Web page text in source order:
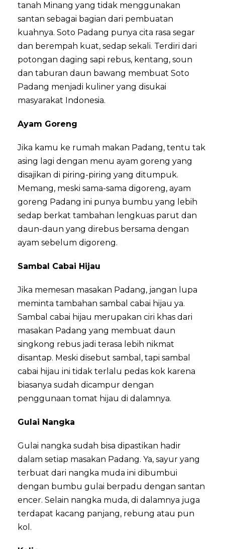
tanah Minang yang tidak menggunakan
santan sebagai bagian dari pembuatan
kuahnya. Soto Padang punya cita rasa segar
dan berempah kuat, sedap sekali. Terdiri dari
potongan daging sapi rebus, kentang, soun
dan taburan daun bawang membuat Soto
Padang menjadi kuliner yang disukai
masyarakat Indonesia.
Ayam Goreng
Jika kamu ke rumah makan Padang, tentu tak
asing lagi dengan menu ayam goreng yang
disajikan di piring-piring yang ditumpuk.
Memang, meski sama-sama digoreng, ayam
goreng Padang ini punya bumbu yang lebih
sedap berkat tambahan lengkuas parut dan
daun-daun yang direbus bersama dengan
ayam sebelum digoreng.
Sambal Cabai Hijau
Jika memesan masakan Padang, jangan lupa
meminta tambahan sambal cabai hijau ya.
Sambal cabai hijau merupakan ciri khas dari
masakan Padang yang membuat daun
singkong rebus jadi terasa lebih nikmat
disantap. Meski disebut sambal, tapi sambal
cabai hijau ini tidak terlalu pedas kok karena
biasanya sudah dicampur dengan
penggunaan tomat hijau di dalamnya.
Gulai Nangka
Gulai nangka sudah bisa dipastikan hadir
dalam setiap masakan Padang. Ya, sayur yang
terbuat dari nangka muda ini dibumbui
dengan bumbu gulai berpadu dengan santan
encer. Selain nangka muda, di dalamnya juga
terdapat kacang panjang, rebung atau pun
kol.